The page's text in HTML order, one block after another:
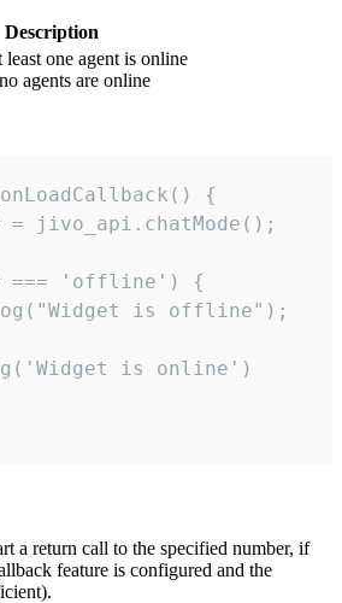
Description
least one agent is online
agents are online
{
= jivo_api.chatMode();
=== 'offline') {
is offline");
is online')
a return call to the specified number, if
feature is configured and the